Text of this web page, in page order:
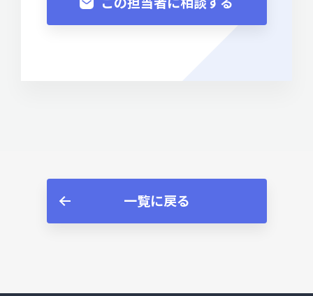
一覧に戻る